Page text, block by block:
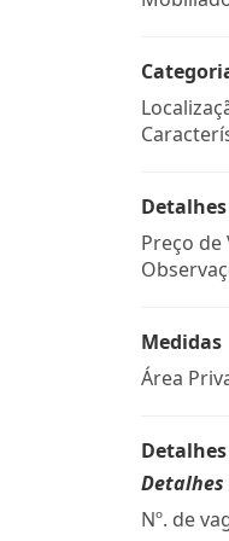
Preço de
Medidas
Área
Detalhes
Nº. de